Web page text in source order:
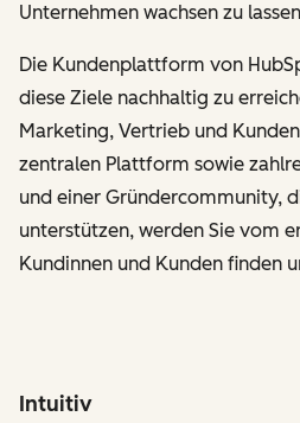
Unternehmen wachsen zu
Die Kundenplattform von
diese Ziele nachhaltig zu
Marketing, Vertrieb und
zentralen Plattform sowie
und einer Gründercommunity,
unterstützen, werden Sie vom
Kundinnen und Kunden finden
Intuitiv